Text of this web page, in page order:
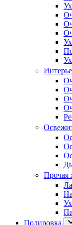
Прочая
Полировка